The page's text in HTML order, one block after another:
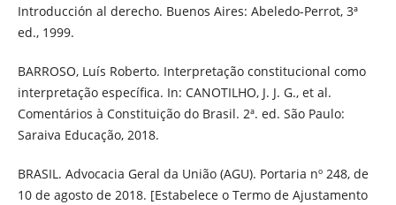
Introducción al derecho. Buenos Aires: Abeledo-Perrot, 3ª
ed., 1999.
BARROSO, Luís Roberto. Interpretação constitucional como
interpretação específica. In: CANOTILHO, J. J. G., et al.
Comentários à Constituição do Brasil. 2ª. ed. São Paulo:
Saraiva Educação, 2018.
BRASIL. Advocacia Geral da União (AGU). Portaria nº 248, de
10 de agosto de 2018. [Estabelece o Termo de Ajustamento